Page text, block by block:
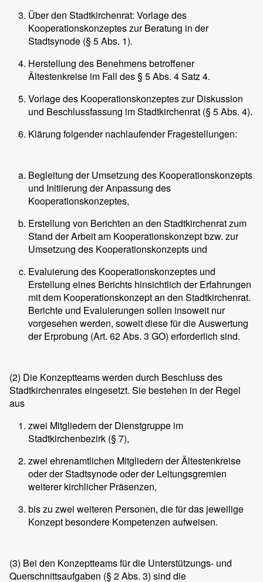
Über den Stadtkirchenrat: Vorlage des
Kooperationskonzeptes zur Beratung in der
Stadtsynode (§ 5 Abs. 1).
Herstellung des Benehmens betroffener
Ältestenkreise im Fall des § 5 Abs. 4 Satz 4.
Vorlage des Kooperationskonzeptes zur Diskussion
und Beschlussfassung im Stadtkirchenrat (§ 5 Abs. 4).
Klärung folgender nachlaufender Fragestellungen:
Begleitung der Umsetzung des Kooperationskonzepts
und Initiierung der Anpassung des
Kooperationskonzeptes,
Erstellung von Berichten an den Stadtkirchenrat zum
Stand der Arbeit am Kooperationskonzept bzw. zur
Umsetzung des Kooperationskonzepts und
Evaluierung des Kooperationskonzeptes und
Erstellung eines Berichts hinsichtlich der Erfahrungen
mit dem Kooperationskonzept an den Stadtkirchenrat.
Berichte und Evaluierungen sollen insoweit nur
vorgesehen werden, soweit diese für die Auswertung
der Erprobung (Art. 62 Abs. 3 GO) erforderlich sind.
(2) Die Konzeptteams werden durch Beschluss des
Stadtkirchenrates eingesetzt. Sie bestehen in der Regel
aus
zwei Mitgliedern der Dienstgruppe im
Stadtkirchenbezirk (§ 7),
zwei ehrenamtlichen Mitgliedern der Ältestenkreise
oder der Stadtsynode oder der Leitungsgremien
weiterer kirchlicher Präsenzen,
bis zu zwei weiteren Personen, die für das jeweilige
Konzept besondere Kompetenzen aufweisen.
(3) Bei den Konzeptteams für die Unterstützungs- und
Querschnittsaufgaben (§ 2 Abs. 3) sind die